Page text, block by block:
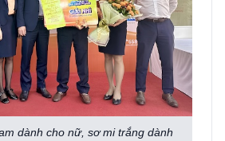
dành cho nữ, sơ mi trắng dành